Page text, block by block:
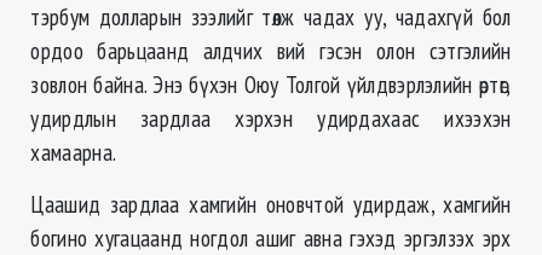
тэрбум долларын зээлийг төлж чадах уу, чадахгүй бол
ордоо барьцаанд алдчих вий гэсэн олон сэтгэлийн
зовлон байна. Энэ бүхэн Оюу Толгой үйлдвэрлэлийн өртөг,
удирдлын зардлаа хэрхэн удирдахаас ихээхэн
хамаарна.
Цаашид зардлаа хамгийн оновчтой удирдаж, хамгийн
богино хугацаанд ногдол ашиг авна гэхэд эргэлзэх эрх